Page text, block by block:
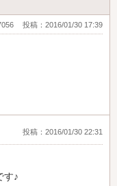
投稿：2016/01/30 17:39
投稿：2016/01/30 22:31
す♪